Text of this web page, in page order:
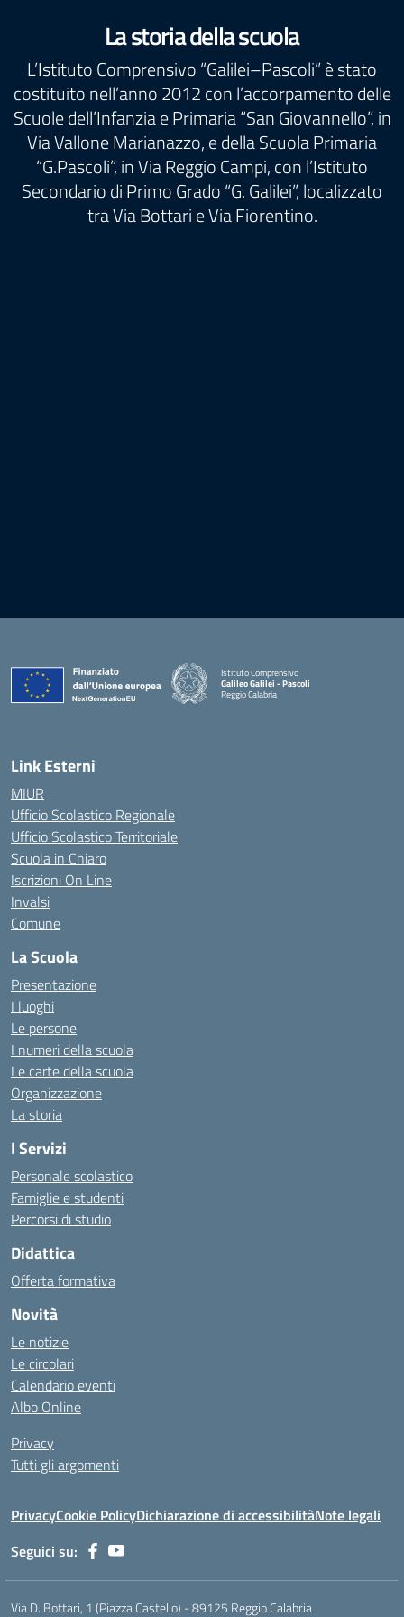
La storia della scuola
L’Istituto Comprensivo “Galilei–Pascoli” è stato
costituito nell’anno 2012 con l’accorpamento delle
Scuole dell’Infanzia e Primaria “San Giovannello”, in
Via Vallone Marianazzo, e della Scuola Primaria
“G.Pascoli”, in Via Reggio Campi, con l’Istituto
Secondario di Primo Grado “G. Galilei”, localizzato
tra Via Bottari e Via Fiorentino.
Istituto Comprensivo
Galileo Galilei - Pascoli
Reggio Calabria
Link Esterni
MIUR
Ufficio Scolastico Regionale
Ufficio Scolastico Territoriale
Scuola in Chiaro
Iscrizioni On Line
Invalsi
Comune
La Scuola
Presentazione
I luoghi
Le persone
I numeri della scuola
Le carte della scuola
Organizzazione
La storia
I Servizi
Personale scolastico
Famiglie e studenti
Percorsi di studio
Didattica
Offerta formativa
Novità
Le notizie
Le circolari
Calendario eventi
Albo Online
Privacy
Tutti gli argomenti
PrivacyCookie PolicyDichiarazione di accessibilitàNote legali
Seguici su:
Via D. Bottari, 1 (Piazza Castello) - 89125 Reggio Calabria